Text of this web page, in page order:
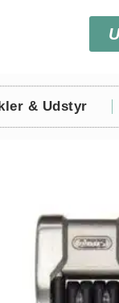
& Udstyr